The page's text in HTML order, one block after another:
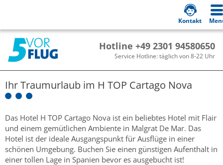
Hotline +49 2301 94580650
Service Hotline: täglich von 8-22 Uhr
Kontakt
Ihr Traumurlaub im H TOP Cartago Nova
Das Hotel H TOP Cartago Nova ist ein beliebtes Hotel mit Flair
und einem gemütlichen Ambiente in Malgrat De Mar. Das
Hotel ist der ideale Ausgangspunkt für Ausflüge in einer
schönen Umgebung. Buchen Sie einen günstigen Aufenthalt in
einer tollen Lage in Spanien bevor es ausgebucht ist!